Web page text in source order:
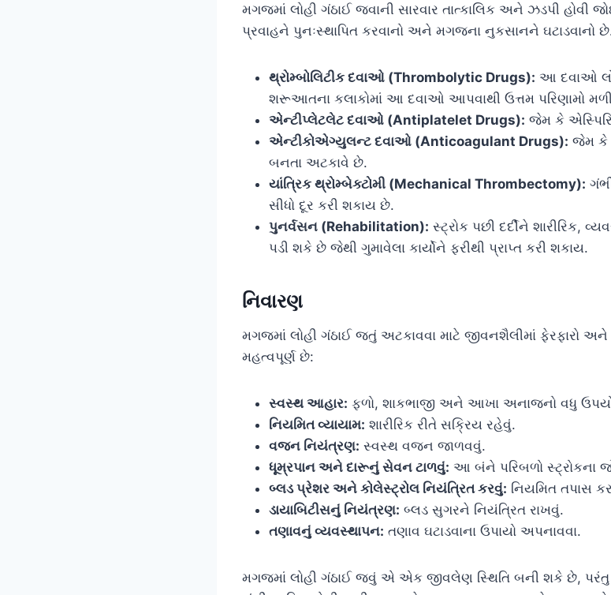
મગજમાં લોહી ગંઠાઈ જવાની સારવાર તાત્કાલિક અને ઝડપી હોવી
પ્રવાહને પુનઃસ્થાપિત કરવાનો અને મગજના નુકસાનને ઘટાડવાનો
થ્રોમ્બોલિટીક દવાઓ (Thrombolytic Drugs): આ દવાઓ
શરૂઆતના કલાકોમાં આ દવાઓ આપવાથી ઉત્તમ પરિણામો
એન્ટીપ્લેટલેટ દવાઓ (Antiplatelet Drugs): જેમ કે
એન્ટીકોએગ્યુલન્ટ દવાઓ (Anticoagulant Drugs): જેમ કે
બનતા અટકાવે છે.
યાંત્રિક થ્રોમ્બેક્ટોમી (Mechanical Thrombectomy):
સીધો દૂર કરી શકાય છે.
પુનર્વસન (Rehabilitation): સ્ટ્રોક પછી દર્દીને શારીરિક,
પડી શકે છે જેથી ગુમાવેલા કાર્યોને ફરીથી પ્રાપ્ત કરી શકાય.
નિવારણ
મગજમાં લોહી ગંઠાઈ જતું અટકાવવા માટે જીવનશૈલીમાં ફેરફારો
મહત્વપૂર્ણ છે:
સ્વસ્થ આહાર: ફળો, શાકભાજી અને આખા અનાજનો વધુ
નિયમિત વ્યાયામ: શારીરિક રીતે સક્રિય રહેવું.
વજન નિયંત્રણ: સ્વસ્થ વજન જાળવવું.
ધૂમ્રપાન અને દારૂનું સેવન ટાળવું: આ બંને પરિબળો સ્ટ્રોકના
બ્લડ પ્રેશર અને કોલેસ્ટ્રોલ નિયંત્રિત કરવું: નિયમિત તપાસ
ડાયાબિટીસનું નિયંત્રણ: બ્લડ સુગરને નિયંત્રિત રાખવું.
તણાવનું વ્યવસ્થાપન: તણાવ ઘટાડવાના ઉપાયો અપનાવવા.
મગજમાં લોહી ગંઠાઈ જવું એ એક જીવલેણ સ્થિતિ બની શકે છે, પરંતુ